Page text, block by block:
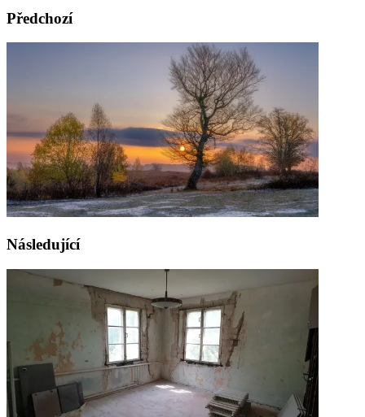
Předchozí
Následující